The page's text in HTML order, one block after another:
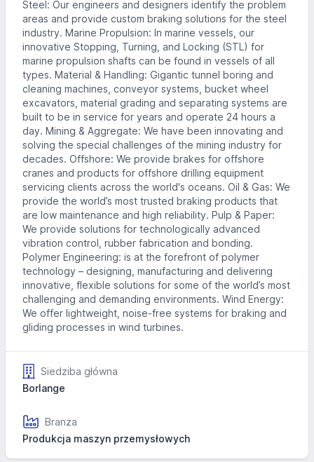
Steel: Our engineers and designers identify the problem
areas and provide custom braking solutions for the steel
industry. Marine Propulsion: In marine vessels, our
innovative Stopping, Turning, and Locking (STL) for
marine propulsion shafts can be found in vessels of all
types. Material & Handling: Gigantic tunnel boring and
cleaning machines, conveyor systems, bucket wheel
excavators, material grading and separating systems are
built to be in service for years and operate 24 hours a
day. Mining & Aggregate: We have been innovating and
solving the special challenges of the mining industry for
decades. Offshore: We provide brakes for offshore
cranes and products for offshore drilling equipment
servicing clients across the world's oceans. Oil & Gas: We
provide the world’s most trusted braking products that
are low maintenance and high reliability. Pulp & Paper:
We provide solutions for technologically advanced
vibration control, rubber fabrication and bonding.
Polymer Engineering: is at the forefront of polymer
technology – designing, manufacturing and delivering
innovative, flexible solutions for some of the world’s most
challenging and demanding environments. Wind Energy:
We offer lightweight, noise-free systems for braking and
gliding processes in wind turbines.
Siedziba główna
Borlange
Branża
Produkcja maszyn przemysłowych